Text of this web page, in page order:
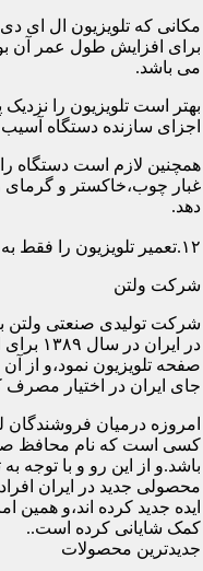
مکانی که تلویزیون ال ای
برای افزایش طول عمر آن
می باشد.
بهتر است تلویزیون را نزدیک
اجزای سازنده دستگاه
همچنین لازم است دستگاه را
غبار چوب،خاکستر و
دهد.
۱۲.تعمیر تلویزیون را فقط به سرویس کار ماهر بسپارید
شرکت ولتن
شرکت تولیدی صنعتی ولتن
در
صفحه تلویزیون نمود،و از
جای ایران در اختیار مصرف
امروزه درمیان
کسی است که نام محافظ
باشد.و از این رو و با توجه
محصولی جدید در ایران
ایده جدید کرده اند،و
کمک شایانی کرده است..
جدیدترین محصولات